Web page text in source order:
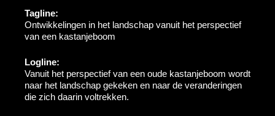
Tagline:
Ontwikkelingen in het landschap vanuit het perspectief
van een kastanjeboom
Logline:
Vanuit het perspectief van een oude kastanjeboom wordt
naar het landschap gekeken en naar de veranderingen
die zich daarin voltrekken.